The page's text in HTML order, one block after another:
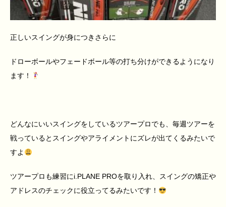
正しいスイングが身につきさらに
ドローボールやフェードボール等の打ち分けができるようになり
ます！
どんなにいいスイングをしているツアープロでも、毎週ツアーを
戦っているとスイングやアライメントにズレが出てくるみたいで
すよ
ツアープロも練習にi.PLANE PROを取り入れ、スイングの矯正や
アドレスのチェックに役立ってるみたいです！